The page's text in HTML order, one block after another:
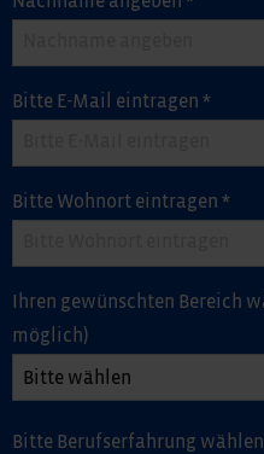
Bitte E-Mail eintragen *
Bitte Wohnort eintragen *
Ihren gewünschten Bereich
möglich)
Bitte Berufserfahrung wählen